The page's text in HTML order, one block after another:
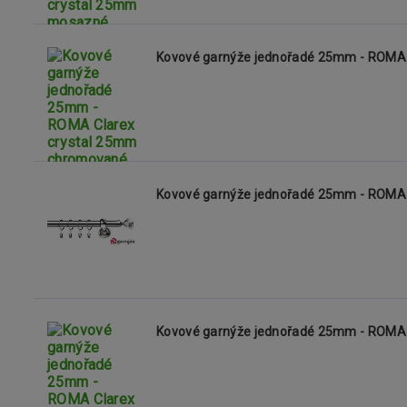
Kovové garnýže jednořadé 25mm -
Kovové garnýže jednořadé 25mm -
Kovové garnýže jednořadé 25mm -